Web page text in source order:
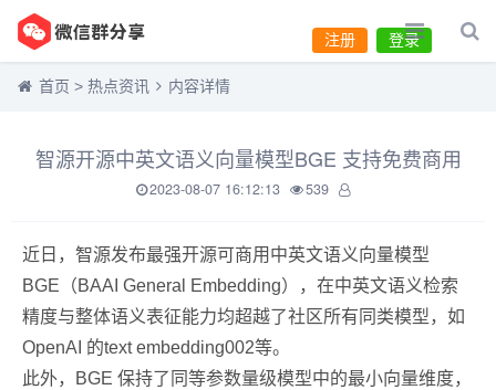
登录
注册
首页 > 热点资讯 内容详情
智源开源中英文语义向量模型BGE 支持免费商用
2023-08-07 16:12:13 539
近日，智源发布最强开源可商用中英文语义向量模型
BGE（BAAI General Embedding），在中英文语义检索
精度与整体语义表征能力均超越了社区所有同类模型，如
OpenAI 的text embedding002等。
此外，BGE 保持了同等参数量级模型中的最小向量维度，